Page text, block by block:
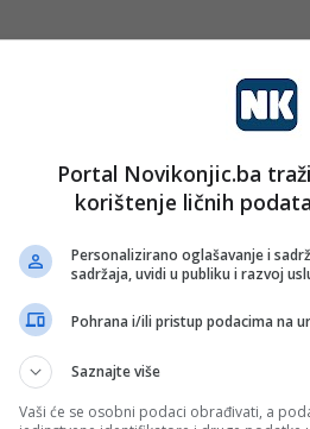
Trener-političar:
Igora Štimca i
previše zaudarao
Štimac više nije trener HŠK
statističari podvući crtu ispod…
Portal Novikonjic.ba
korištenje ličnih
Personalizirano oglašavanje i
sadržaja, uvidi u publiku i razvoj
Pohrana i/ili pristup podacima na
Saznajte više
Vaši će se osobni podaci obrađivati, a